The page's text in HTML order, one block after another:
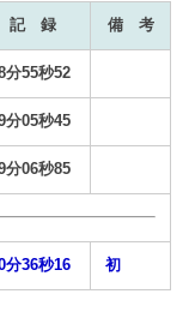
記 録 備 考
分55秒52
分05秒45
分06秒85
分36秒16 初